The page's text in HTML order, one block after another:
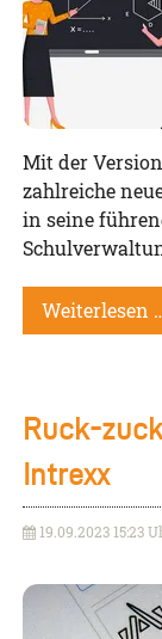
Mit der
zahlreiche
in seine
Weiterlesen
Ruck-
Intrexx
19.09.2023 15:23